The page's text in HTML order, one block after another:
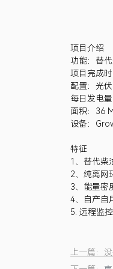
项目介绍
功能：替
项目完成
配置：光
每日发电
面积：36
设备：
特征
1、替代柴
2、纯离网
3、能量密
4、自产自
5. 远程监
上一篇：没